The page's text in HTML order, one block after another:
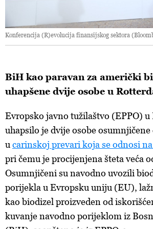
Konferencija (R)evolucija finansijskog sektora
BiH kao paravan za američki
uhapšene dvije osobe u
Evropsko javno tužilaštvo (EPPO) u
uhapsilo je dvije osobe osumnjičene
u carinskoj prevari koja se odnosi
pri čemu je procijenjena šteta veća
Osumnjičeni su navodno uvozili
porijekla u Evropsku uniju (EU),
kao biodizel proizveden od
kuvanje navodno porijeklom iz